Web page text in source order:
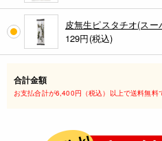
皮無生ピスタチオ(スー
129円(税込)
合計金額
お支払合計が6,400円（税込）以上で送料無料